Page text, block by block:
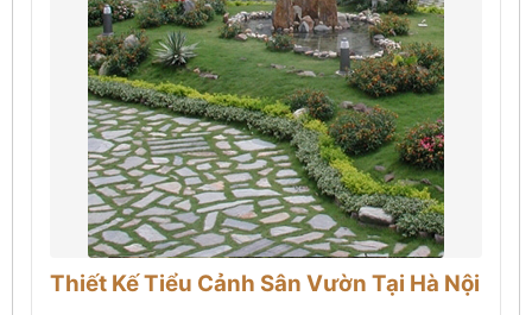
Thiết Kế Tiểu Cảnh Sân Vườn Tại Hà Nội